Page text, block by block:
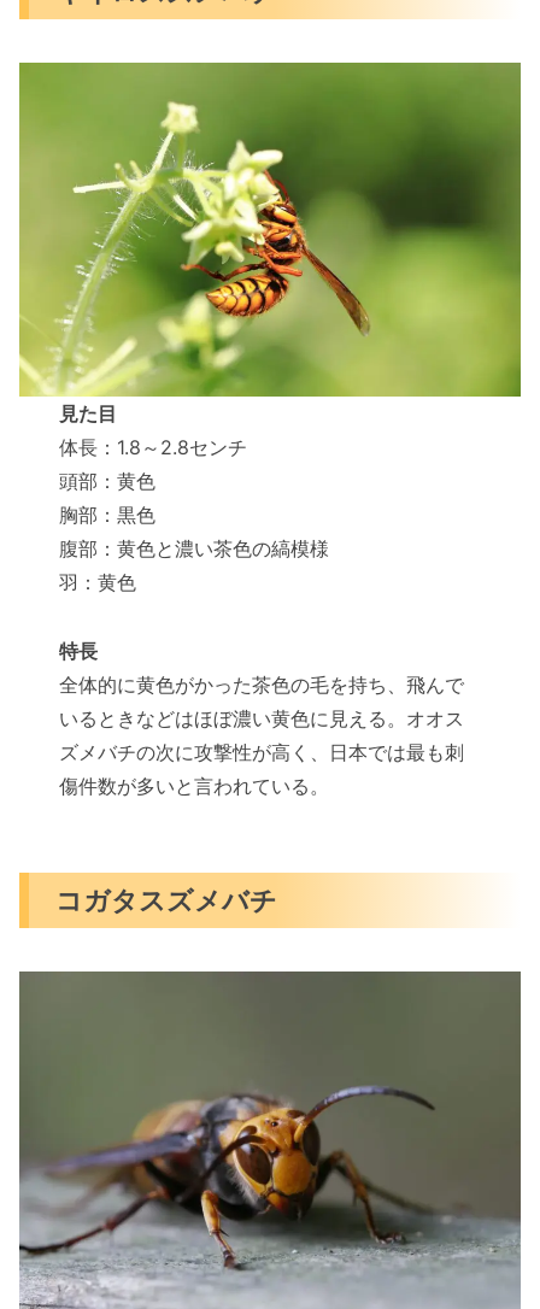
見た目
体長：1.8～2.8センチ
頭部：黄色
胸部：黒色
腹部：黄色と濃い茶色の縞模様
羽：黄色
特長
全体的に黄色がかった茶色の毛を持ち、飛んで
いるときなどはほぼ濃い黄色に見える。オオス
ズメバチの次に攻撃性が高く、日本では最も刺
傷件数が多いと言われている。
コガタスズメバチ